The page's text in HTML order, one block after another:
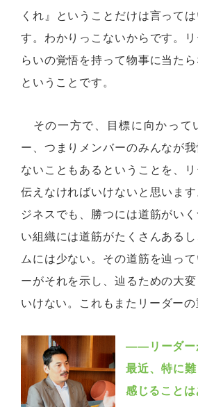
くれ』ということだけは言って
す。わかりっこないからです。リ
らいの覚悟を持って物事に当た
ということです。
その一方で、目標に向かって
ー、つまりメンバーのみんなが
ないこともあるということを、
伝えなければいけないと思いま
ジネスでも、勝つには道筋がい
い組織には道筋がたくさんある
ムには少ない。その道筋を辿っ
ーがそれを示し、辿るための大
いけない。これもまたリーダーの
――リーダー
最近、特に
感じることは